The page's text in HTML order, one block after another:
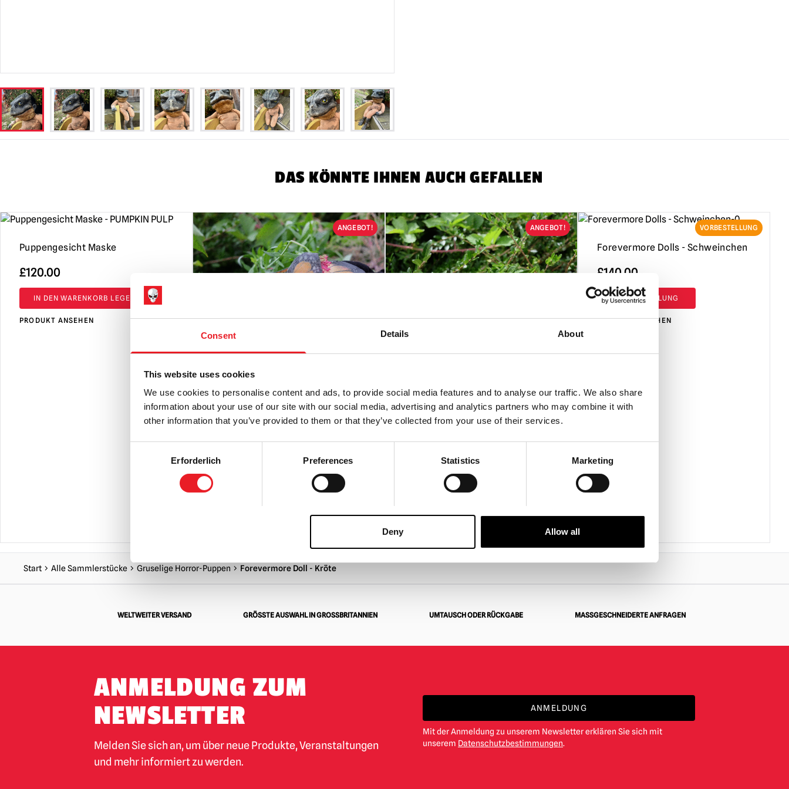
Consent Details About
This website uses cookies
We use cookies to personalise content and ads, to provide social media features and to analyse our traffic. We also share
information about your use of our site with our social media, advertising and analytics partners who may combine it with
other information that you’ve provided to them or that they’ve collected from your use of their services.
Erforderlich Preferences Statistics Marketing
Deny Allow all
DAS KÖNNTE IHNEN AUCH GEFALLEN
Puppengesicht Maske
£120.00
IN DEN WARENKORB LEGEN
PRODUKT ANSEHEN
ANGEBOT!
OOAK Gothic Horror Puppe -
£39.95
Ursprünglicher
Aktueller
29,95
IN DEN WARENKORB LEGEN
ANGEBOT!
OOAK Gothic Horror Puppe -
Ursprünglicher
Preis
war:
39,95
£29.95Aktueller
Preis
IN DEN WARENKORB LEGEN
VORBESTELLUNG
Forevermore Dolls - Schweinchen
£140.00
VORBESTELLUNG
PRODUKT ANSEHEN
Start Alle Sammlerstücke Gruselige Horror-Puppen Forevermore Doll - Kröte
WELTWEITER VERSAND GRÖSSTE AUSWAHL IN GROSSBRITANNIEN UMTAUSCH ODER RÜCKGABE MASSGESCHNEIDERTE ANFRAGEN
ANMELDUNG ZUM
NEWSLETTER
Melden Sie sich an, um über neue Produkte, Veranstaltungen
und mehr informiert zu werden.
ANMELDUNG
Mit der Anmeldung zu unserem Newsletter erklären Sie sich mit
unserem Datenschutzbestimmungen.